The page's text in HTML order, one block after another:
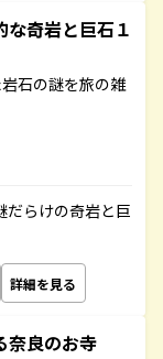
奇岩と巨石１
石の謎を旅の雑
だらけの奇岩と巨
詳細を見る
良のお寺